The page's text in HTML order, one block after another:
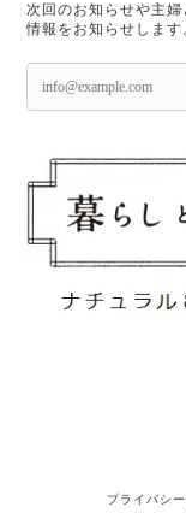
次回のお知らせや主
情報をお知らせします
プライバシ